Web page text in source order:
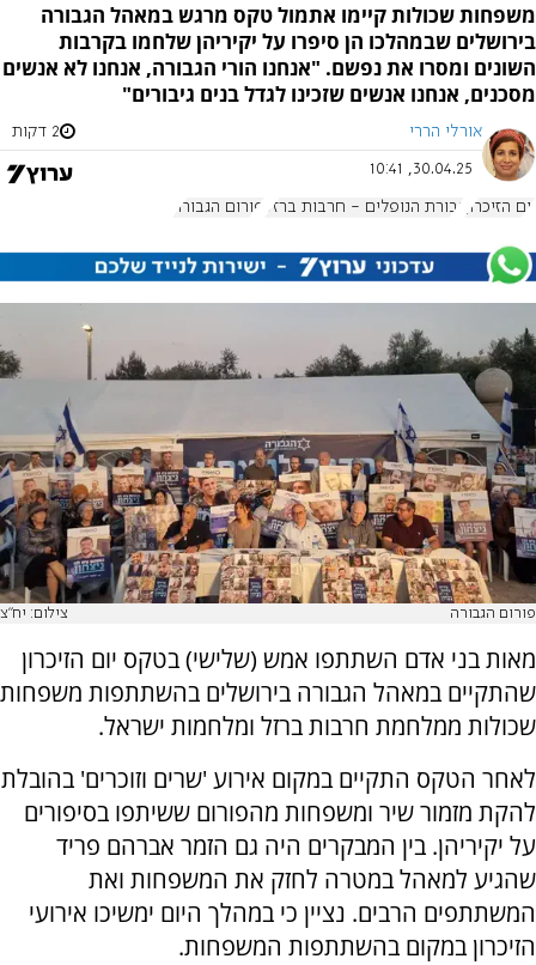
משפחות שכולות קיימו אתמול טקס מרגש במאהל הגבורה
בירושלים שבמהלכו הן סיפרו על יקיריהן שלחמו בקרבות
השונים ומסרו את נפשם. "אנחנו הורי הגבורה, אנחנו לא אנשים
מסכנים, אנחנו אנשים שזכינו לגדל בנים גיבורים"
אורלי הררי 2 דקות
30.04.25, 10:41
יום הזיכרון גבורת הנופלים - חרבות ברזל פורום הגבורה
פורום הגבורה צילום: יח"צ
מאות בני אדם השתתפו אמש (שלישי) בטקס יום הזיכרון
שהתקיים במאהל הגבורה בירושלים בהשתתפות משפחות
שכולות ממלחמת חרבות ברזל ומלחמות ישראל.
לאחר הטקס התקיים במקום אירוע 'שרים וזוכרים' בהובלת
להקת מזמור שיר ומשפחות מהפורום ששיתפו בסיפורים
על יקיריהן. בין המבקרים היה גם הזמר אברהם פריד
שהגיע למאהל במטרה לחזק את המשפחות ואת
המשתתפים הרבים. נציין כי במהלך היום ימשיכו אירועי
הזיכרון במקום בהשתתפות המשפחות.